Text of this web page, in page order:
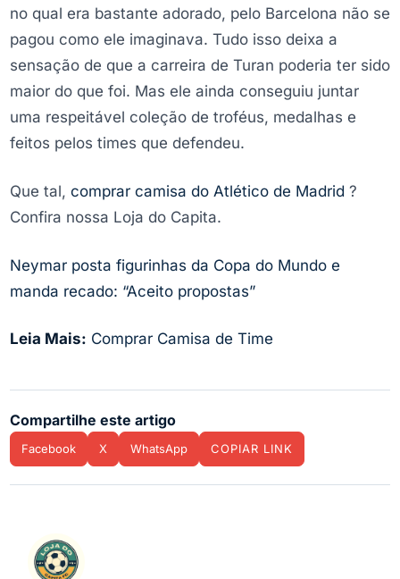
no qual era bastante adorado, pelo Barcelona não se
pagou como ele imaginava. Tudo isso deixa a
sensação de que a carreira de Turan poderia ter sido
maior do que foi. Mas ele ainda conseguiu juntar
uma respeitável coleção de troféus, medalhas e
feitos pelos times que defendeu.
Que tal, comprar camisa do Atlético de Madrid ?
Confira nossa Loja do Capita.
Neymar posta figurinhas da Copa do Mundo e
manda recado: “Aceito propostas”
Leia Mais: Comprar Camisa de Time
Compartilhe este artigo
Facebook X WhatsApp COPIAR LINK